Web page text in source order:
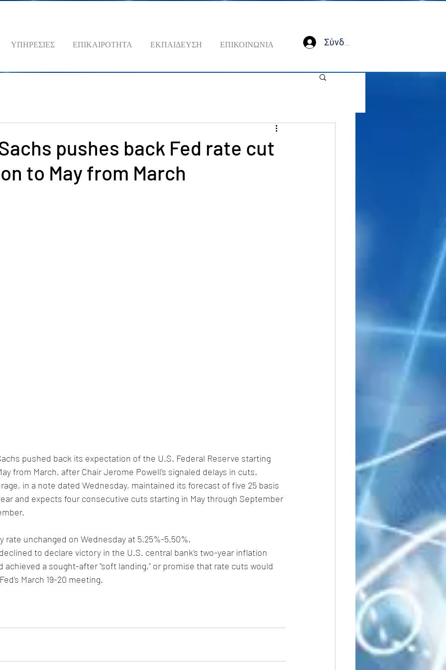
ΥΠΗΡΕΣΙΕΣ ΕΠΙΚΑΙΡΟΤΗΤΑ ΕΚΠΑΙΔΕΥΣΗ ΕΠΙΚΟΙΝΩΝΙΑ Σύνδεση
pushes back Fed rate cut
to May from March
pushed back its expectation of the U.S. Federal Reserve starting
from March, after Chair Jerome Powell's signaled delays in cuts.
in a note dated Wednesday, maintained its forecast of five 25 basis
and expects four consecutive cuts starting in May through September
rate unchanged on Wednesday at 5.25%-5.50%.
to declare victory in the U.S. central bank's two-year inflation
achieved a sought-after "soft landing," or promise that rate cuts would
March 19-20 meeting.